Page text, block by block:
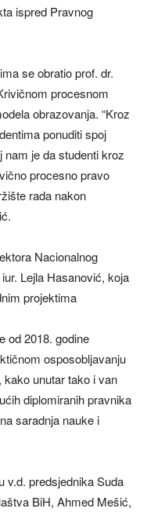
ispred Pravnog
se obratio prof. dr.
procesnom
obrazovanja. “Kroz
ponuditi spoj
je da studenti kroz
procesno pravo
rada nakon
Nacionalnog
Lejla Hasanović, koja
projektima
od 2018. godine
osposobljavanju
unutar tako i van
diplomiranih pravnika
saradnja nauke i
v.d. predsjednika Suda
BiH, Ahmed Mešić,